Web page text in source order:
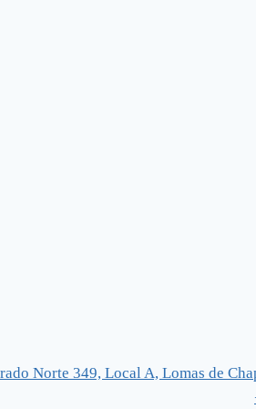
Norte 349, Local A, Lomas de